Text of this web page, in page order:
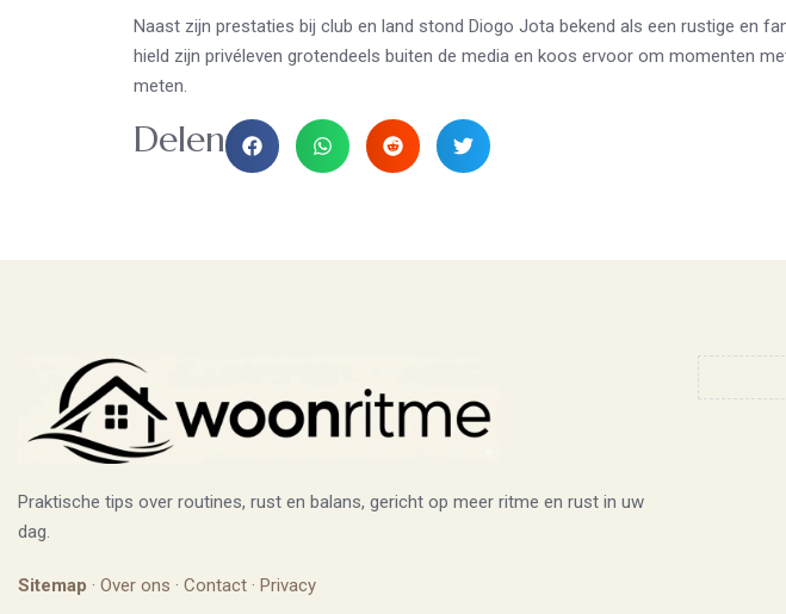
Naast zijn prestaties bij club en land stond Diogo Jota bekend als een rustige en
hield zijn privéleven grotendeels buiten de media en koos ervoor om momenten
meten.
Delen
Praktische tips over routines, rust en balans, gericht op meer ritme en rust in uw
dag.
Sitemap · Over ons · Contact · Privacy